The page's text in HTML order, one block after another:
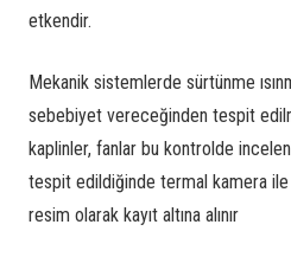
etkendir.
Mekanik sistemlerde sürtünme
sebebiyet vereceğinden tespit
kaplinler, fanlar bu kontrolde
tespit edildiğinde termal kamera
resim olarak kayıt altına alınır
Hizmetlerimiz
Topraklama Tesisatı Muayenesi
Yıldırımdan Korunma ve Paratoner
Elektrik Panosu Muayenesi